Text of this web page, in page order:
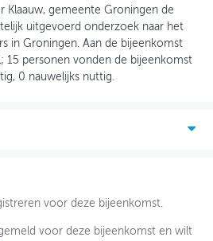
Klaauw, gemeente Groningen de
uitgevoerd onderzoek naar het
in Groningen. Aan de bijeenkomst
15 personen vonden de bijeenkomst
0 nauwelijks nuttig.
voor deze bijeenkomst.
voor deze bijeenkomst en wilt